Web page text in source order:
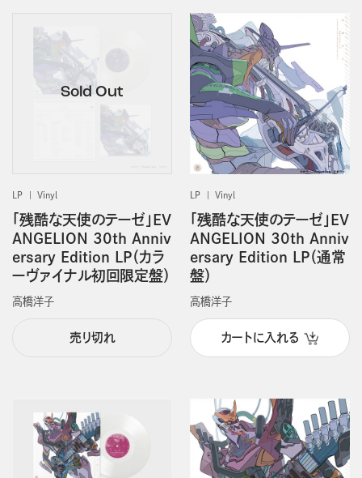
LP Vinyl
「残酷な天使のテーゼ」EV
ANGELION 30th Anniv
ersary Edition LP（カラ
ーヴァイナル初回限定盤）
高橋洋子
売り切れ
LP Vinyl
「残酷な天使のテーゼ」EV
ANGELION 30th Anniv
ersary Edition LP（通常
盤）
高橋洋子
カートに入れる